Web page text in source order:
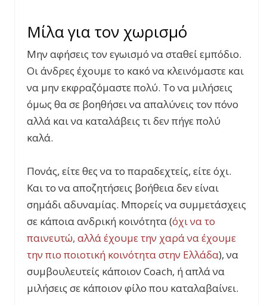
Μίλα για τον χωρισμό
Μην αφήσεις τον εγωισμό να σταθεί εμπόδιο.
Οι άνδρες έχουμε το κακό να κλεινόμαστε και
να μην εκφραζόμαστε πολύ. Το να μιλήσεις
όμως θα σε βοηθήσει να απαλύνεις τον πόνο
αλλά και να καταλάβεις τι δεν πήγε πολύ
καλά.
Πονάς, είτε θες να το παραδεχτείς, είτε όχι.
Και το να αποζητήσεις βοήθεια δεν είναι
σημάδι αδυναμίας. Μπορείς να συμμετάσχεις
σε κάποια ανδρική κοινότητα (όχι να το
παινευτώ, αλλά έχουμε την χαρά να έχουμε
την πιο ποιοτική κοινότητα στην Ελλάδα), να
συμβουλευτείς κάποιον Coach, ή απλά να
μιλήσεις σε κάποιον φίλο που καταλαβαίνει.